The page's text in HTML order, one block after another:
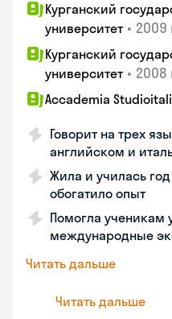
Курганский
университет • 2009
Курганский
университет • 2008
Accademia
Говорит на трех
английском и
Жила и училась
обогатило опыт
Помогла ученикам
международные
Читать дальше
Читать дальше